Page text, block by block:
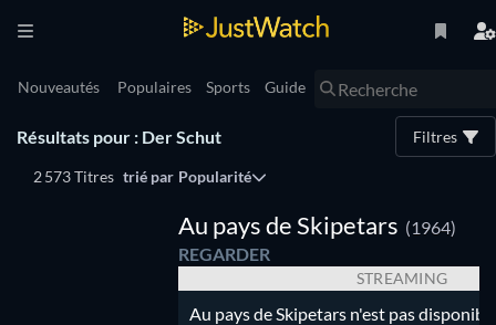
Nouveautés Populaires Sports Guide
Résultats pour : Der Schut Filtres
2 573 Titres trié par Popularité
Au pays de Skipetars (1964)
REGARDER
STREAMING
Au pays de Skipetars n'est pas